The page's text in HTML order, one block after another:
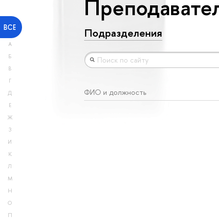
ВСЕ
А
Б
В
Г
Д
Е
Ж
З
И
К
Л
М
Н
О
П
Подразделения
ФИО и должность